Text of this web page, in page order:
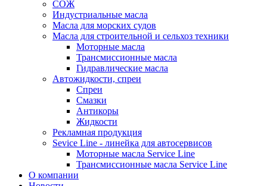
СОЖ
Индустриальные масла
Масла для морских судов
Масла для строительной и сельхоз техники
Моторные масла
Трансмиссионные масла
Гидравлические масла
Автожидкости, спреи
Спреи
Смазки
Антикоры
Жидкости
Рекламная продукция
Sevice Line - линейка для автосервисов
Моторные масла Service Line
Трансмиссионные масла Service Line
О компании